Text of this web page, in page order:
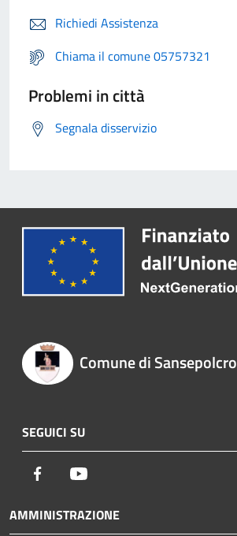
Richiedi Assistenza
Chiama il comune 05757321
Problemi in città
Segnala disservizio
Comune di Sansepolcro
SEGUICI SU
Facebook
AMMINISTRAZIONE